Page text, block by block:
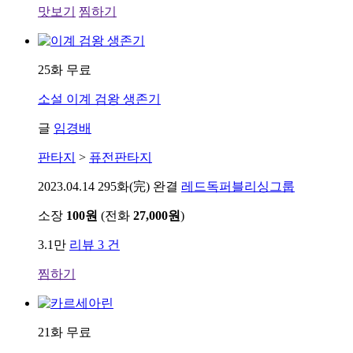
맛보기 찜하기
25화 무료
소설 이계 검왕 생존기
글 임경배
판타지 > 퓨전판타지
2023.04.14 295화(完) 완결 레드독퍼블리싱그룹
소장 100원 (전화 27,000원)
3.1만 리뷰 3 건
찜하기
21화 무료